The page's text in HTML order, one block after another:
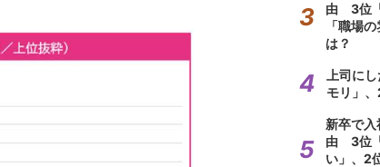
由 3位
「職場
は？
上司に
モリ」
新卒で
由 3位
い」、2